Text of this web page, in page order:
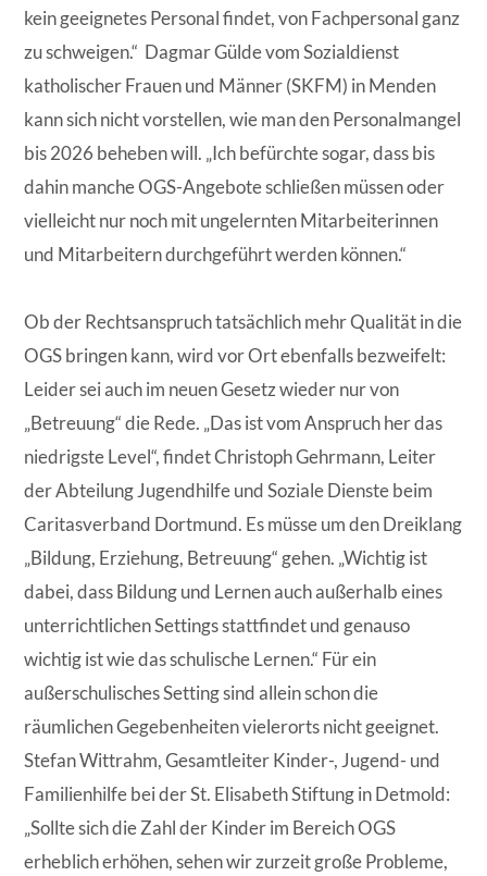
kein geeignetes Personal findet, von Fachpersonal ganz
zu schweigen.“ Dagmar Gülde vom Sozialdienst
katholischer Frauen und Männer (SKFM) in Menden
kann sich nicht vorstellen, wie man den Personalmangel
bis 2026 beheben will. „Ich befürchte sogar, dass bis
dahin manche OGS-Angebote schließen müssen oder
vielleicht nur noch mit ungelernten Mitarbeiterinnen
und Mitarbeitern durchgeführt werden können.“
Ob der Rechtsanspruch tatsächlich mehr Qualität in die
OGS bringen kann, wird vor Ort ebenfalls bezweifelt:
Leider sei auch im neuen Gesetz wieder nur von
„Betreuung“ die Rede. „Das ist vom Anspruch her das
niedrigste Level“, findet Christoph Gehrmann, Leiter
der Abteilung Jugendhilfe und Soziale Dienste beim
Caritasverband Dortmund. Es müsse um den Dreiklang
„Bildung, Erziehung, Betreuung“ gehen. „Wichtig ist
dabei, dass Bildung und Lernen auch außerhalb eines
unterrichtlichen Settings stattfindet und genauso
wichtig ist wie das schulische Lernen.“ Für ein
außerschulisches Setting sind allein schon die
räumlichen Gegebenheiten vielerorts nicht geeignet.
Stefan Wittrahm, Gesamtleiter Kinder-, Jugend- und
Familienhilfe bei der St. Elisabeth Stiftung in Detmold:
„Sollte sich die Zahl der Kinder im Bereich OGS
erheblich erhöhen, sehen wir zurzeit große Probleme,